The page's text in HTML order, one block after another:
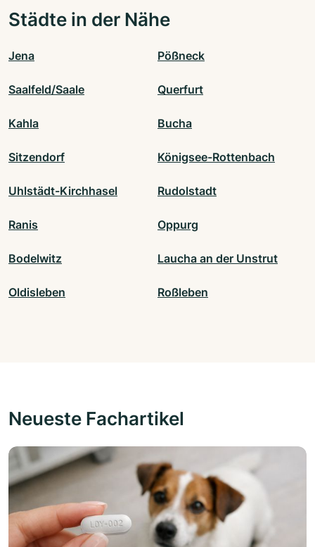
Städte in der Nähe
Jena Pößneck
Saalfeld/Saale Querfurt
Kahla Bucha
Sitzendorf Königsee-Rottenbach
Uhlstädt-Kirchhasel Rudolstadt
Ranis Oppurg
Bodelwitz Laucha an der Unstrut
Oldisleben Roßleben
Neueste Fachartikel